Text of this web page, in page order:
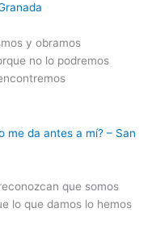
y obramos
no lo podremos
que somos
lo que damos lo hemos